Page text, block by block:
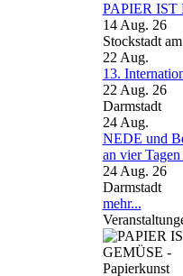
PAPIER IST
14 Aug. 26
Stockstadt
22 Aug.
13.
22 Aug. 26
Darmstadt
24 Aug.
NEDE und
an vier
24 Aug. 26
Darmstadt
mehr...